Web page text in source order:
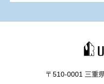
〒510-0001 三重